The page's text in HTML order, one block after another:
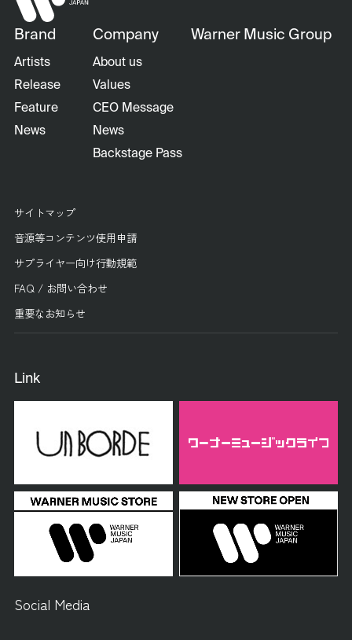
Brand
Artists
Release
Feature
News
Company
About us
Values
CEO Message
News
Backstage Pass
Warner Music Group
サイトマップ
音源等コンテンツ使用申請
サプライヤー向け行動規範
FAQ / お問い合わせ
重要なお知らせ
Link
Social Media